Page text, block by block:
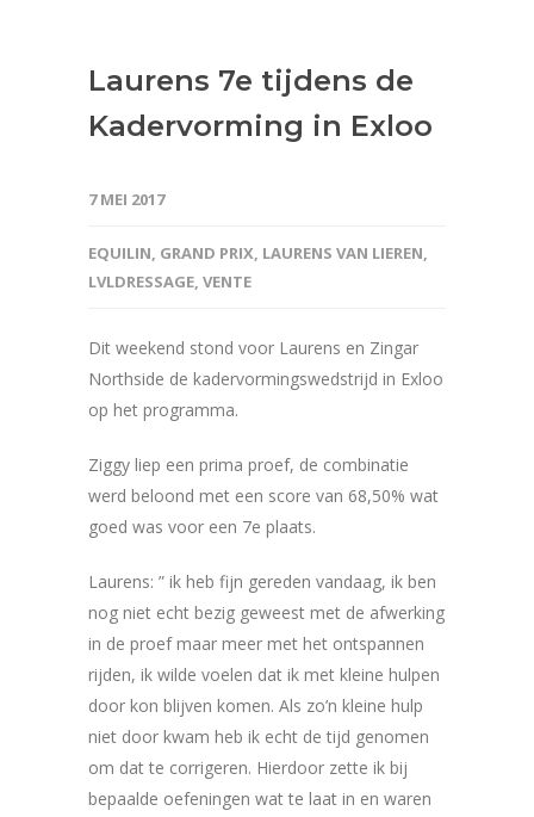
Laurens 7e tijdens de
Kadervorming in Exloo
7 MEI 2017
EQUILIN, GRAND PRIX, LAURENS VAN LIEREN,
LVLDRESSAGE, VENTE
Dit weekend stond voor Laurens en Zingar
Northside de kadervormingswedstrijd in Exloo
op het programma.
Ziggy liep een prima proef, de combinatie
werd beloond met een score van 68,50% wat
goed was voor een 7e plaats.
Laurens: ” ik heb fijn gereden vandaag, ik ben
nog niet echt bezig geweest met de afwerking
in de proef maar meer met het ontspannen
rijden, ik wilde voelen dat ik met kleine hulpen
door kon blijven komen. Als zo’n kleine hulp
niet door kwam heb ik echt de tijd genomen
om dat te corrigeren. Hierdoor zette ik bij
bepaalde oefeningen wat te laat in en waren